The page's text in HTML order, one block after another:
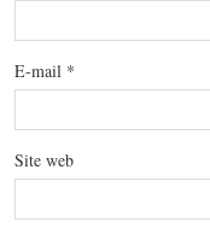
E-mail *
Site web